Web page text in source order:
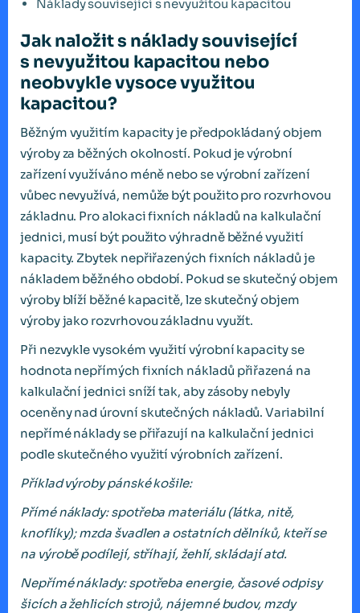
Náklady související s nevyužitou kapacitou
Jak naložit s náklady související
s nevyužitou kapacitou nebo
neobvykle vysoce využitou
kapacitou?
Běžným využitím kapacity je předpokládaný objem
výroby za běžných okolností. Pokud je výrobní
zařízení využíváno méně nebo se výrobní zařízení
vůbec nevyužívá, nemůže být použito pro rozvrhovou
základnu. Pro alokaci fixních nákladů na kalkulační
jednici, musí být použito výhradně běžné využití
kapacity. Zbytek nepřiřazených fixních nákladů je
nákladem běžného období. Pokud se skutečný objem
výroby blíží běžné kapacitě, lze skutečný objem
výroby jako rozvrhovou základnu využít.
Při nezvykle vysokém využití výrobní kapacity se
hodnota nepřímých fixních nákladů přiřazená na
kalkulační jednici sníží tak, aby zásoby nebyly
oceněny nad úrovní skutečných nákladů. Variabilní
nepřímé náklady se přiřazují na kalkulační jednici
podle skutečného využití výrobních zařízení.
Příklad výroby pánské košile:
Přímé náklady: spotřeba materiálu (látka, nitě,
knoflíky); mzda švadlen a ostatních dělníků, kteří se
na výrobě podílejí, stříhají, žehlí, skládají atd.
Nepřímé náklady: spotřeba energie, časové odpisy
šicích a žehlicích strojů, nájemné budov, mzdy